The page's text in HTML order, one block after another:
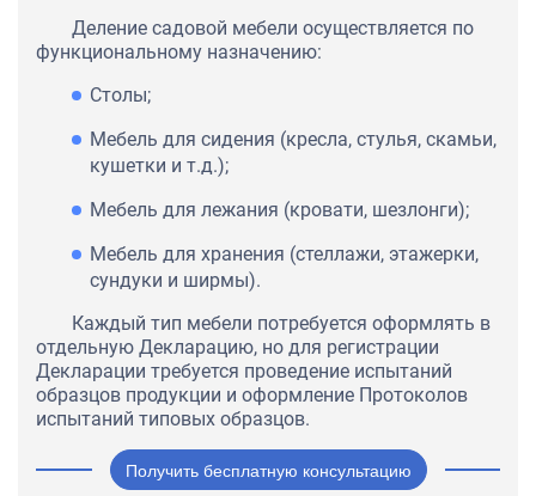
Деление садовой мебели осуществляется по
функциональному назначению:
Столы;
Мебель для сидения (кресла, стулья, скамьи,
кушетки и т.д.);
Мебель для лежания (кровати, шезлонги);
Мебель для хранения (стеллажи, этажерки,
сундуки и ширмы).
Каждый тип мебели потребуется оформлять в
отдельную Декларацию, но для регистрации
Декларации требуется проведение испытаний
образцов продукции и оформление Протоколов
испытаний типовых образцов.
Получить бесплатную консультацию